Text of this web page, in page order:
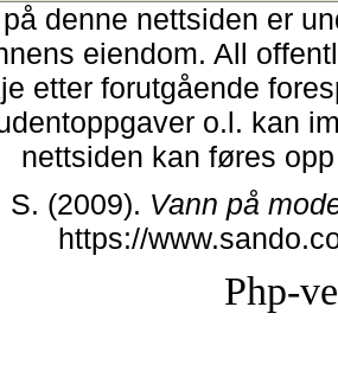
denne nettsiden er
eiendom. All
etter forutgående
o.l. kan
nettsiden kan føres
S. (2009). Vann på
https://
Php-